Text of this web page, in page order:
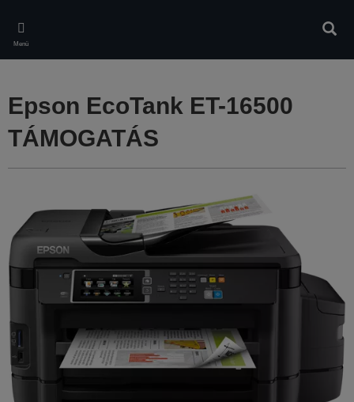
main
content
Menü
Epson EcoTank ET-16500
TÁMOGATÁS